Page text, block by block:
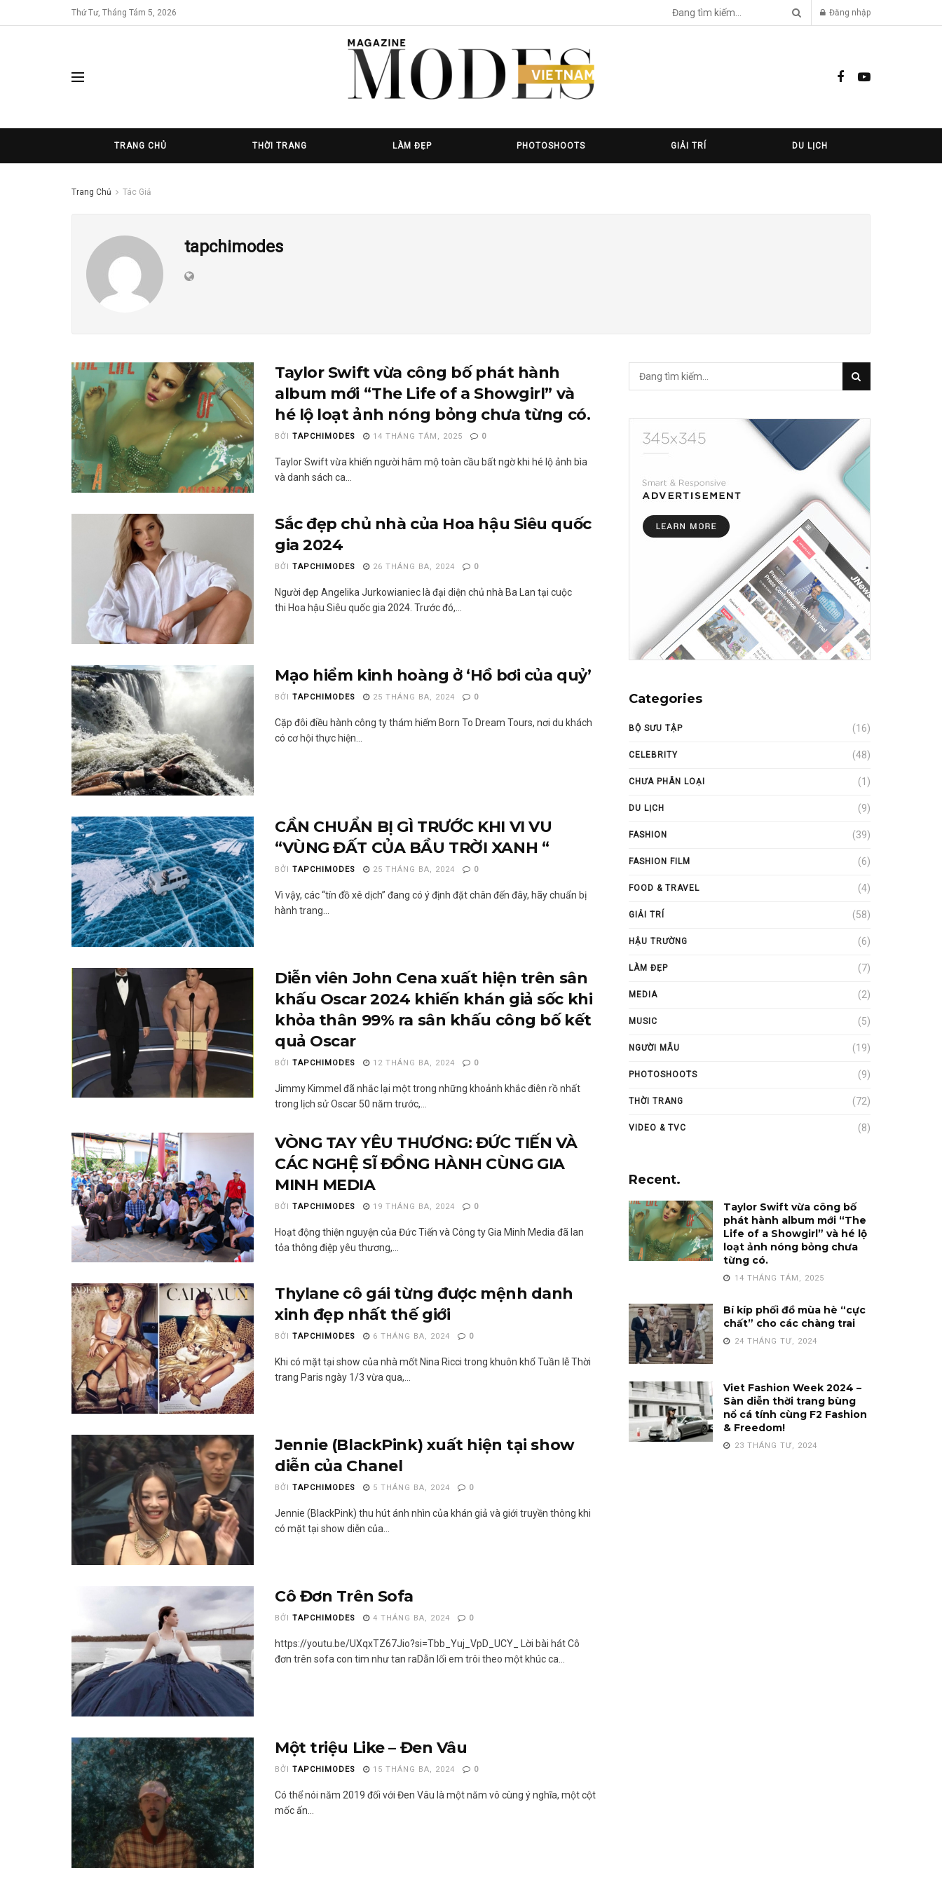
Thứ Tư, Tháng Tám 5, 2026 Đăng nhập
TRANG CHỦ THỜI TRANG LÀM ĐẸP PHOTOSHOOTS GIẢI TRÍ DU LỊCH
Trang Chủ Tác Giả
tapchimodes
Taylor Swift vừa công bố phát hành
album mới “The Life of a Showgirl” và
hé lộ loạt ảnh nóng bỏng chưa từng có.
BỞI TAPCHIMODES 14 THÁNG TÁM, 2025 0
Taylor Swift vừa khiến người hâm mộ toàn cầu bất ngờ khi hé lộ ảnh bìa
và danh sách ca...
Sắc đẹp chủ nhà của Hoa hậu Siêu quốc
gia 2024
BỞI TAPCHIMODES 26 THÁNG BA, 2024 0
Người đẹp Angelika Jurkowianiec là đại diện chủ nhà Ba Lan tại cuộc
thi Hoa hậu Siêu quốc gia 2024. Trước đó,...
Mạo hiểm kinh hoàng ở ‘Hồ bơi của quỷ’
BỞI TAPCHIMODES 25 THÁNG BA, 2024 0
Cặp đôi điều hành công ty thám hiểm Born To Dream Tours, nơi du khách
có cơ hội thực hiện...
CẦN CHUẨN BỊ GÌ TRƯỚC KHI VI VU
“VÙNG ĐẤT CỦA BẦU TRỜI XANH “
BỞI TAPCHIMODES 25 THÁNG BA, 2024 0
Vì vậy, các “tín đồ xê dịch” đang có ý định đặt chân đến đây, hãy chuẩn bị
hành trang...
Diễn viên John Cena xuất hiện trên sân
khấu Oscar 2024 khiến khán giả sốc khi
khỏa thân 99% ra sân khấu công bố kết
quả Oscar
BỞI TAPCHIMODES 12 THÁNG BA, 2024 0
Jimmy Kimmel đã nhắc lại một trong những khoảnh khắc điên rồ nhất
trong lịch sử Oscar 50 năm trước,...
VÒNG TAY YÊU THƯƠNG: ĐỨC TIẾN VÀ
CÁC NGHỆ SĨ ĐỒNG HÀNH CÙNG GIA
MINH MEDIA
BỞI TAPCHIMODES 19 THÁNG BA, 2024 0
Hoạt động thiện nguyện của Đức Tiến và Công ty Gia Minh Media đã lan
tỏa thông điệp yêu thương,...
Thylane cô gái từng được mệnh danh
xinh đẹp nhất thế giới
BỞI TAPCHIMODES 6 THÁNG BA, 2024 0
Khi có mặt tại show của nhà mốt Nina Ricci trong khuôn khổ Tuần lễ Thời
trang Paris ngày 1/3 vừa qua,...
Jennie (BlackPink) xuất hiện tại show
diễn của Chanel
BỞI TAPCHIMODES 5 THÁNG BA, 2024 0
Jennie (BlackPink) thu hút ánh nhìn của khán giả và giới truyền thông khi
có mặt tại show diễn của...
Cô Đơn Trên Sofa
BỞI TAPCHIMODES 4 THÁNG BA, 2024 0
https://youtu.be/UXqxTZ67Jio?si=Tbb_Yuj_VpD_UCY_ Lời bài hát Cô
đơn trên sofa con tim như tan raDẫn lối em trôi theo một khúc ca...
Một triệu Like – Đen Vâu
BỞI TAPCHIMODES 15 THÁNG BA, 2024 0
Có thể nói năm 2019 đối với Đen Vâu là một năm vô cùng ý nghĩa, một cột
mốc ấn...
Categories
BỘ SƯU TẬP (16)
CELEBRITY (48)
CHƯA PHÂN LOẠI (1)
DU LỊCH (9)
FASHION (39)
FASHION FILM (6)
FOOD & TRAVEL (4)
GIẢI TRÍ (58)
HẬU TRƯỜNG (6)
LÀM ĐẸP (7)
MEDIA (2)
MUSIC (5)
NGƯỜI MẪU (19)
PHOTOSHOOTS (9)
THỜI TRANG (72)
VIDEO & TVC (8)
Recent.
Taylor Swift vừa công bố
phát hành album mới “The
Life of a Showgirl” và hé lộ
loạt ảnh nóng bỏng chưa
từng có.
14 THÁNG TÁM, 2025
Bí kíp phối đồ mùa hè “cực
chất” cho các chàng trai
24 THÁNG TƯ, 2024
Viet Fashion Week 2024 –
Sàn diễn thời trang bùng
nổ cá tính cùng F2 Fashion
& Freedom!
23 THÁNG TƯ, 2024